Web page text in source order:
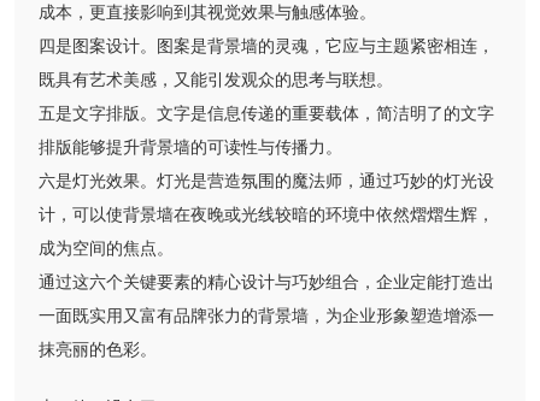
成本，更直接影响到其视觉效果与触感体验。
四是图案设计。图案是背景墙的灵魂，它应与主题紧密相连，
既具有艺术美感，又能引发观众的思考与联想。
五是文字排版。文字是信息传递的重要载体，简洁明了的文字
排版能够提升背景墙的可读性与传播力。
六是灯光效果。灯光是营造氛围的魔法师，通过巧妙的灯光设
计，可以使背景墙在夜晚或光线较暗的环境中依然熠熠生辉，
成为空间的焦点。
通过这六个关键要素的精心设计与巧妙组合，企业定能打造出
一面既实用又富有品牌张力的背景墙，为企业形象塑造增添一
抹亮丽的色彩。